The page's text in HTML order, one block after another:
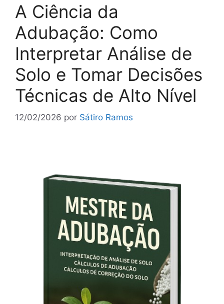
A Ciência da
Adubação: Como
Interpretar Análise de
Solo e Tomar Decisões
Técnicas de Alto Nível
12/02/2026 por Sátiro Ramos